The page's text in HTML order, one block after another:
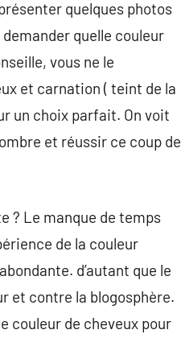
quelques photos
quelle couleur
vous ne le
et carnation ( teint de la
un choix parfait. On voit
et réussir ce coup de
? Le manque de temps
de la couleur
d’autant que le
et contre la blogosphère.
couleur de cheveux pour